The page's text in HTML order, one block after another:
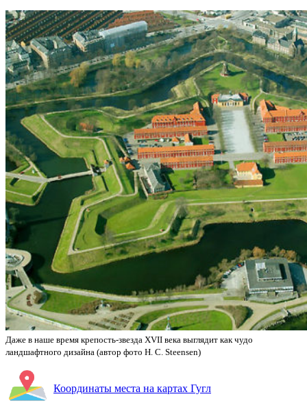
Даже в наше время крепость-звезда XVII века выглядит как чудо
ландшафтного дизайна (автор фото H. C. Steensen)
Координаты места на картах Гугл